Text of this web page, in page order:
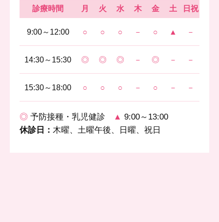
診療時間 月 火 水 木 金 土 日祝
9:00～12:00 ○ ○ ○ － ○ ▲ －
14:30～15:30 ◎ ◎ ◎ － ◎ － －
15:30～18:00 ○ ○ ○ － ○ － －
◎ 予防接種・乳児健診 ▲ 9:00～13:00
休診日： 木曜、土曜午後、日曜、祝日